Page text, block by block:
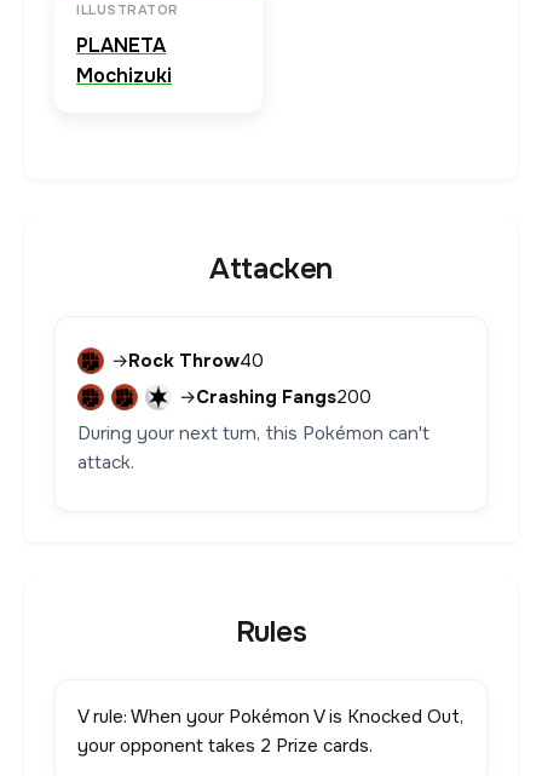
ILLUSTRATOR
PLANETA
Mochizuki
Attacken
→Rock Throw40
→Crashing Fangs200
During your next turn, this Pokémon can't
attack.
Rules
V rule: When your Pokémon V is Knocked Out,
your opponent takes 2 Prize cards.